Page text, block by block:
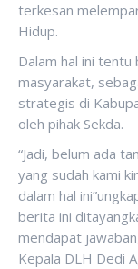
terkesan
Hidup.
Dalam hal ini
masyarakat,
strategis di
oleh pihak Sekda.
“Jadi, belum ada
yang sudah kami
dalam hal
berita ini
mendapat
Kepala DLH Dedi